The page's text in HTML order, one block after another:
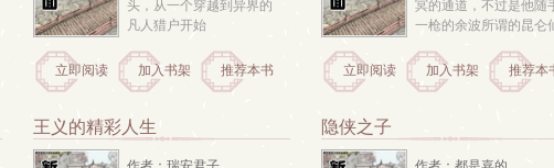
头，从一个穿越到异界的
凡人猎户开始
立即阅读 加入书架 推荐本书
冥的通道，不过是他随
一枪的余波所谓的昆仑
穿的遗骸所谓天道五十
天衍四九，不过是他撕裂
帝，斩冥王，鬼神泣准
喋血，圣人惊悚所谓群
立即阅读 加入书架 推荐本
王义的精彩人生 隐侠之子